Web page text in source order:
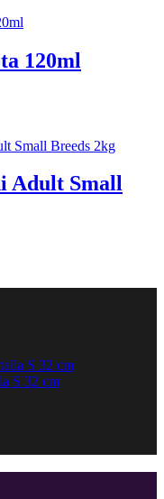
120ml
Adult Small
S 32 cm